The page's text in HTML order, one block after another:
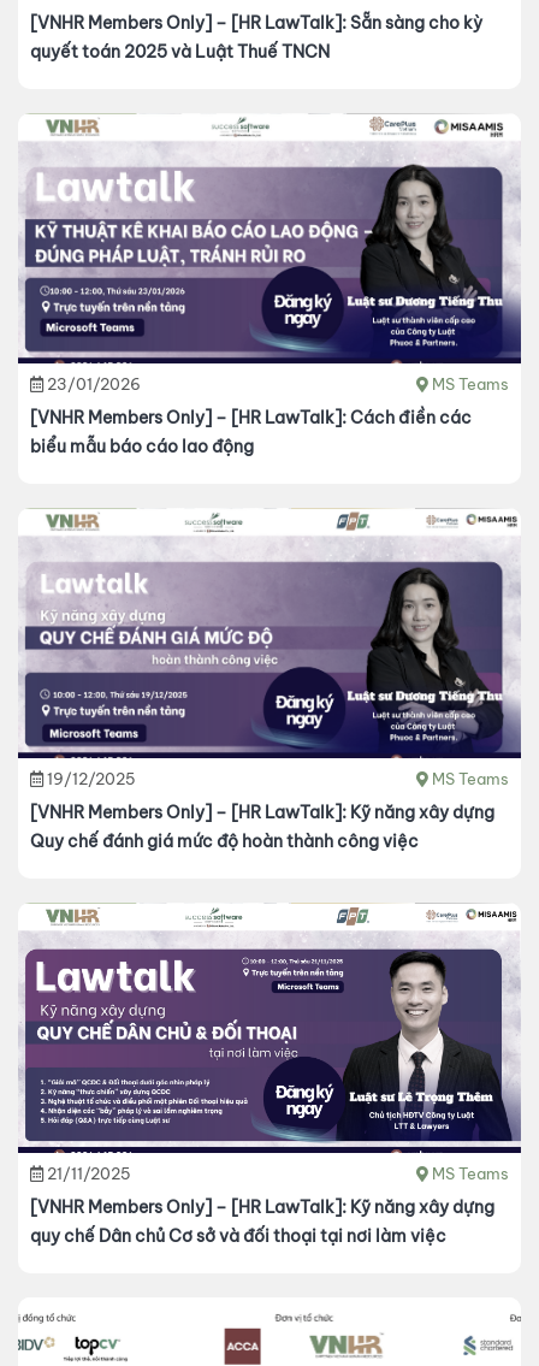
[VNHR Members Only] – [HR LawTalk]: Sẵn sàng cho kỳ
quyết toán 2025 và Luật Thuế TNCN
23/01/2026 MS Teams
[VNHR Members Only] – [HR LawTalk]: Cách điền các
biểu mẫu báo cáo lao động
19/12/2025 MS Teams
[VNHR Members Only] – [HR LawTalk]: Kỹ năng xây dựng
Quy chế đánh giá mức độ hoàn thành công việc
21/11/2025 MS Teams
[VNHR Members Only] – [HR LawTalk]: Kỹ năng xây dựng
quy chế Dân chủ Cơ sở và đối thoại tại nơi làm việc